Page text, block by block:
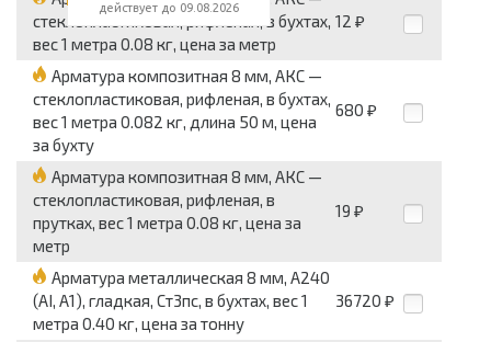
стеклопластиковая, рифленая, в бухтах,
вес 1 метра 0.08 кг, цена за метр
12 ₽
Арматура композитная 8 мм, АКС —
стеклопластиковая, рифленая, в бухтах,
вес 1 метра 0.082 кг, длина 50 м, цена
за бухту
680 ₽
Арматура композитная 8 мм, АКС —
стеклопластиковая, рифленая, в
прутках, вес 1 метра 0.08 кг, цена за
метр
19 ₽
Арматура металлическая 8 мм, А240
(АI, А1), гладкая, Ст3пс, в бухтах, вес 1
метра 0.40 кг, цена за тонну
36720 ₽
действует до 09.08.2026